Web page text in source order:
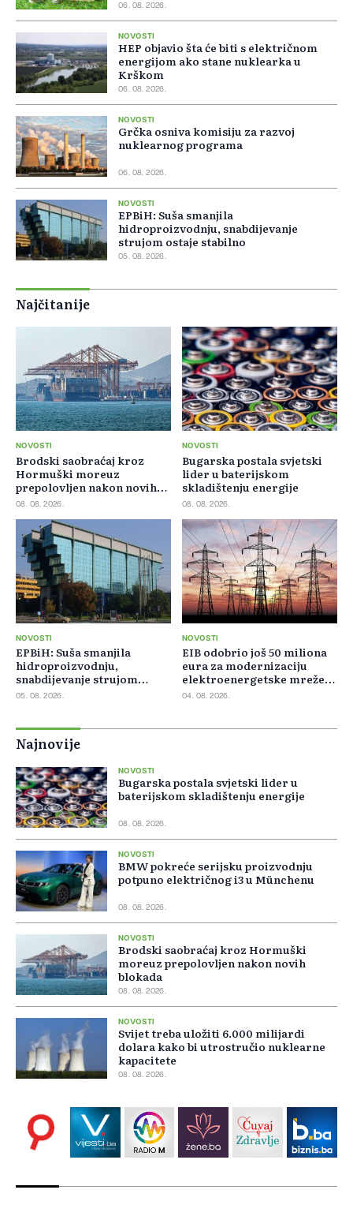
06. 08. 2026.
NOVOSTI
HEP objavio šta će biti s električnom
energijom ako stane nuklearka u
Krškom
06. 08. 2026.
NOVOSTI
Grčka osniva komisiju za razvoj
nuklearnog programa
06. 08. 2026.
NOVOSTI
EPBiH: Suša smanjila
hidroproizvodnju, snabdijevanje
strujom ostaje stabilno
05. 08. 2026.
Najčitanije
NOVOSTI
Brodski saobraćaj kroz
Hormuški moreuz
prepolovljen nakon novih
blokada
08. 08. 2026.
NOVOSTI
Bugarska postala svjetski
lider u baterijskom
skladištenju energije
08. 08. 2026.
NOVOSTI
EPBiH: Suša smanjila
hidroproizvodnju,
snabdijevanje strujom
ostaje stabilno
05. 08. 2026.
NOVOSTI
EIB odobrio još 50 miliona
eura za modernizaciju
elektroenergetske mreže
Slovačke
04. 08. 2026.
Najnovije
NOVOSTI
Bugarska postala svjetski lider u
baterijskom skladištenju energije
08. 08. 2026.
NOVOSTI
BMW pokreće serijsku proizvodnju
potpuno električnog i3 u Münchenu
08. 08. 2026.
NOVOSTI
Brodski saobraćaj kroz Hormuški
moreuz prepolovljen nakon novih
blokada
08. 08. 2026.
NOVOSTI
Svijet treba uložiti 6.000 milijardi
dolara kako bi utrostručio nuklearne
kapacitete
08. 08. 2026.